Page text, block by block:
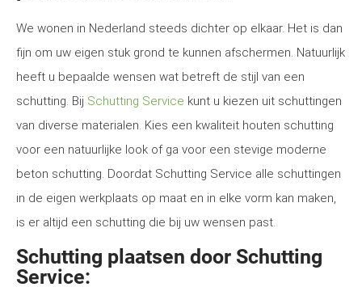
We wonen in Nederland steeds dichter op elkaar. Het is dan
fijn om uw eigen stuk grond te kunnen afschermen. Natuurlijk
heeft u bepaalde wensen wat betreft de stijl van een
schutting. Bij Schutting Service kunt u kiezen uit schuttingen
van diverse materialen. Kies een kwaliteit houten schutting
voor een natuurlijke look of ga voor een stevige moderne
beton schutting. Doordat Schutting Service alle schuttingen
in de eigen werkplaats op maat en in elke vorm kan maken,
is er altijd een schutting die bij uw wensen past.
Schutting plaatsen door Schutting
Service: